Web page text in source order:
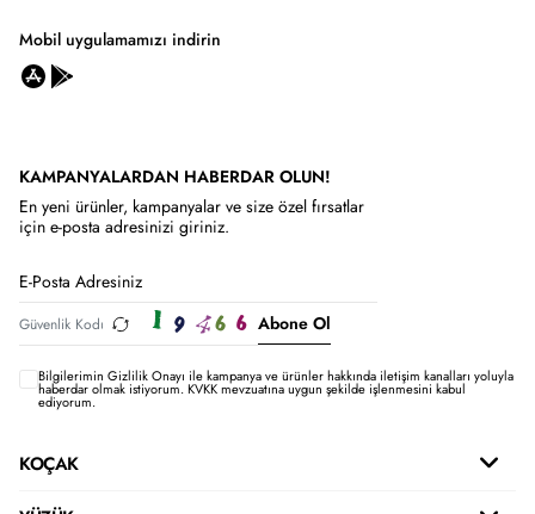
Mobil uygulamamızı indirin
KAMPANYALARDAN HABERDAR OLUN!
En yeni ürünler, kampanyalar ve size özel fırsatlar
için e-posta adresinizi giriniz.
Abone Ol
Bilgilerimin Gizlilik Onayı ile kampanya ve ürünler hakkında iletişim kanalları yoluyla
haberdar olmak istiyorum.KVKK mevzuatına uygun şekilde işlenmesini kabul
ediyorum.
KOÇAK